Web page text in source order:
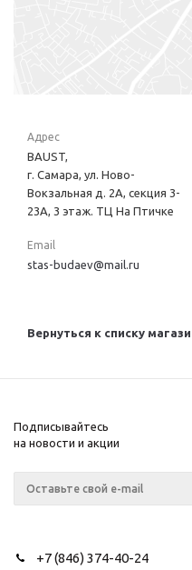
Адрес
BAUST,
г. Самара, ул. Ново-
Вокзальная д. 2А, секция 3-
23А, 3 этаж. ТЦ На Птичке
Email
stas-budaev@mail.ru
Вернуться к списку
Подписывайтесь
на новости и акции
+7 (846) 374-40-24